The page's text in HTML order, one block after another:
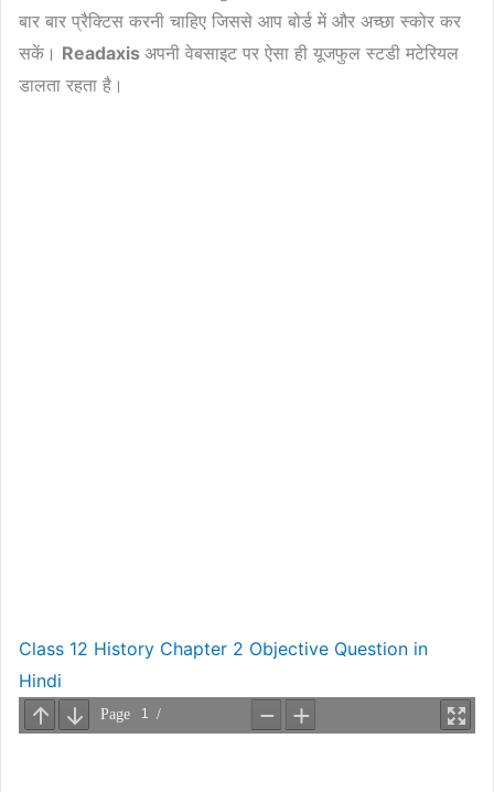
बार बार प्रैक्टिस करनी चाहिए जिससे आप बोर्ड में और अच्छा स्कोर कर
सकें। Readaxis अपनी वेबसाइट पर ऐसा ही यूजफुल स्टडी मटेरियल
डालता रहता है।
Class 12 History Chapter 2 Objective Question in
Hindi